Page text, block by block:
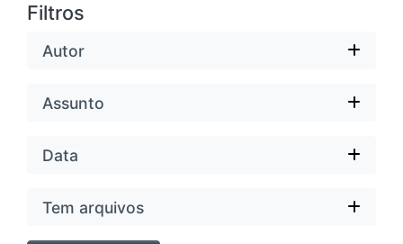
Filtros
Autor
Assunto
Data
Tem arquivos